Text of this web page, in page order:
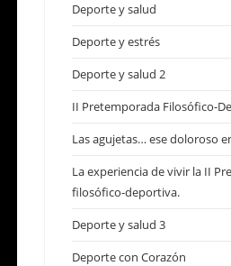
Deporte y salud
Deporte y estrés
Deporte y salud 2
II Pretemporada Filosófico-
Las agujetas… ese doloroso
La experiencia de vivir la II
filosófico-deportiva.
Deporte y salud 3
Deporte con Corazón